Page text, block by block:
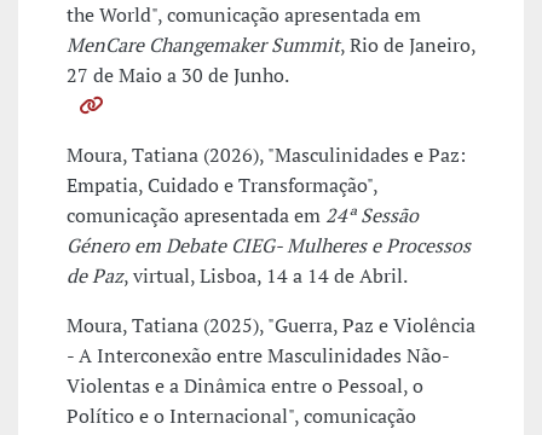
the World", comunicação apresentada em
MenCare Changemaker Summit, Rio de Janeiro,
27 de Maio a 30 de Junho.
Moura, Tatiana (2026), "Masculinidades e Paz:
Empatia, Cuidado e Transformação",
comunicação apresentada em 24ª Sessão
Género em Debate CIEG- Mulheres e Processos
de Paz, virtual, Lisboa, 14 a 14 de Abril.
Moura, Tatiana (2025), "Guerra, Paz e Violência
- A Interconexão entre Masculinidades Não-
Violentas e a Dinâmica entre o Pessoal, o
Político e o Internacional", comunicação